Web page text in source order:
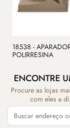
18538 -
POLIRRESINA
ENCONTRE
Procure as lojas
com eles a